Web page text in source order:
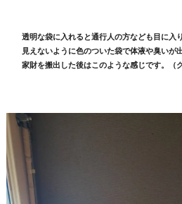
透明な袋に入れると通行人の方なども目に入
見えないように色のついた袋で体液や臭いが
家財を搬出した後はこのような感じです。（